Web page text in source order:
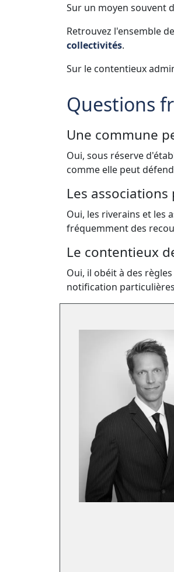
Sur un moyen souvent
Retrouvez l'ensemble
collectivités.
Sur le contentieux
Questions
Une commune
Oui, sous réserve
comme elle peut
Les
Oui, les riverains et les
fréquemment des
Le contentieux
Oui, il obéit à des
notification